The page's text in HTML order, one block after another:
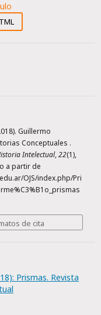
Guillermo
Conceptuales .
Intelectual,22(1),
a partir de
OJS/index.php/Pri
de cita
Prismas. Revista